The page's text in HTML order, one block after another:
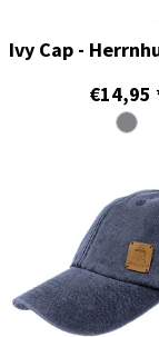
€14,95